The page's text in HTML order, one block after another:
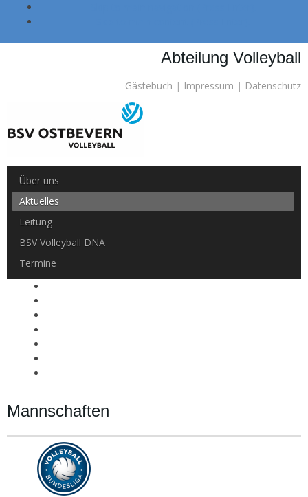
Abteilung Volleyball
Gästebuch | Impressum | Datenschutz
Über uns
Aktuelles
Leitung
BSV Volleyball DNA
Termine
Mannschaften